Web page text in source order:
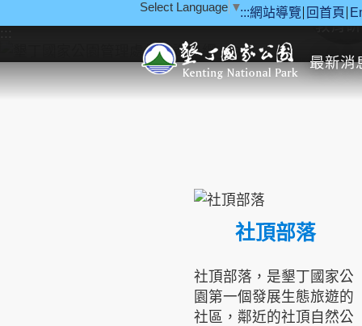
:::網站導覽 回首頁
Select Language ▼
最新消
::: 教育
社頂部落
社頂部落，是墾丁國家公
園第一個發展生態旅遊的
社區，鄰近的社頂自然公